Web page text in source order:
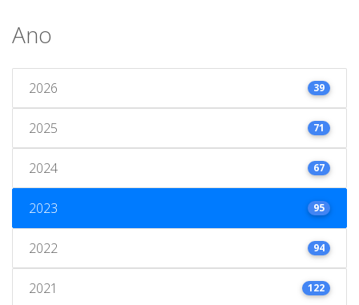
Ano
2026 39
2025 71
2024 67
2023 95
2022 94
2021 122